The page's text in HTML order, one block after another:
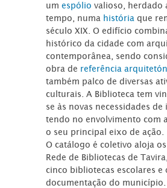
umespóliovalioso, herdado
tempo, numa história que
século XIX. O edifício
histórico da cidade com
contemporânea, sendo
obra de referência
também palco de diversas
culturais. A Biblioteca tem
se às novas necessidades de
tendo no envolvimento com
o seu principal eixo de ação.
O catálogo é coletivo aloja
Rede de Bibliotecas de
cinco bibliotecas escolares e
documentação do município.